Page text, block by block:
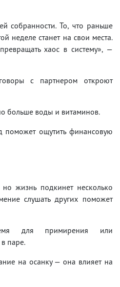
собранности. То, что раньше
неделе станет на свои места.
хаос в систему», —
с партнером откроют
больше воды и витаминов.
поможет ощутить финансовую
жизнь подкинет несколько
слушать других поможет
для примирения или
паре.
на осанку — она влияет на